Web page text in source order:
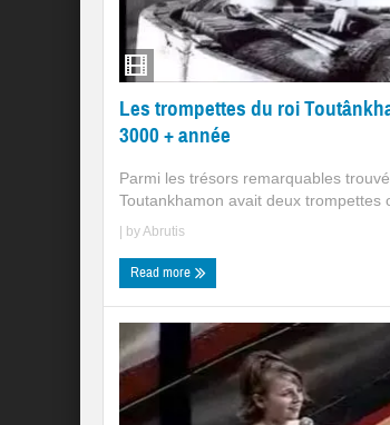
Les trompettes du roi
3000 + année
Parmi les trésors remarquables
Toutankhamon avait deux trompettes
| byAbrutis
Read more